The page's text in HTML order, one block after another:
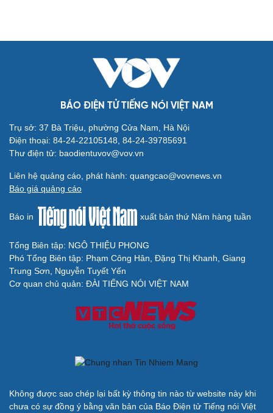
BÁO ĐIỆN TỬ TIẾNG NÓI VIỆT NAM
Trụ sở: 37 Bà Triệu, phường Cửa Nam, Hà Nội
Điện thoại: 84-24-22105148, 84-24-39785691
Thư điện tử: baodientuvov@vov.vn
Liên hệ quảng cáo, phát hành: quangcao@vovnews.vn
Báo giá quảng cáo
Báo in xuất bản thứ Năm hàng tuần
Tổng Biên tập: NGÔ THIỆU PHONG
Phó Tổng Biên tập: Phạm Công Hân, Đặng Thị Khanh, Giang
Trung Sơn, Nguyễn Tuyết Yến
Cơ quan chủ quản: ĐÀI TIẾNG NÓI VIỆT NAM
Không được sao chép lại bất kỳ thông tin nào từ website này khi
chưa có sự đồng ý bằng văn bản của Báo Điện tử Tiếng nói Việt